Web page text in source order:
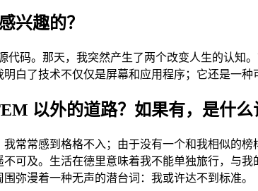
兴趣的？
代码。那天，我突然产生了两个改变人生的认
白了技术不仅仅是屏幕和应用程序；它还是一种
以外的道路？如果有，是什么
常常感到格格不入；由于没有一个和我相似的
可及。生活在德里意味着我不能单独旅行，与
弥漫着一种无声的潜台词：我或许达不到标准。